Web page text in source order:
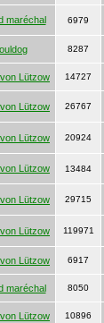
maréchal 6979
8287
Lützow 14727
Lützow 26767
Lützow 20924
Lützow 13484
Lützow 29715
Lützow 119971
Lützow 6917
maréchal 8050
Lützow 10896